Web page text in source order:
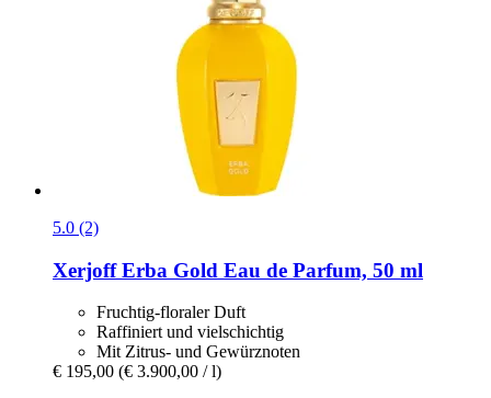
5.0 (2)
XerjoffErba Gold Eau de Parfum, 50 ml
Fruchtig-floraler Duft
Raffiniert und vielschichtig
Mit Zitrus- und Gewürznoten
€ 195,00 (€ 3.900,00 / l)